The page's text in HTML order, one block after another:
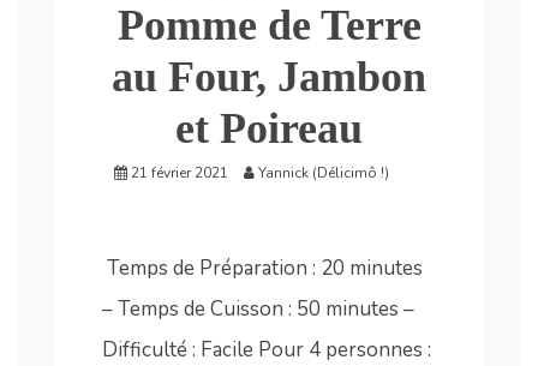
Pomme de Terre
au Four, Jambon
et Poireau
21 février 2021 Yannick (Délicimô !)
Temps de Préparation : 20 minutes
– Temps de Cuisson : 50 minutes –
Difficulté : Facile Pour 4 personnes :